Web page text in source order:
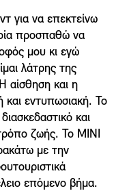
για να επεκτείνω
προσπαθώ να
μου κι εγώ
λάτρης της
αίσθηση και η
και εντυπωσιακή. Το
και
ζωής. Το MINI
με την
επόμενο βήμα.